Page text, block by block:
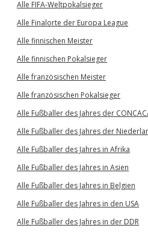
Alle FIFA-Weltpokalsieger
Alle Finalorte der Europa League
Alle finnischen Meister
Alle finnischen Pokalsieger
Alle französischen Meister
Alle französischen Pokalsieger
Alle Fußballer des Jahres der
Alle Fußballer des Jahres der
Alle Fußballer des Jahres in Afrika
Alle Fußballer des Jahres in Asien
Alle Fußballer des Jahres in Belgien
Alle Fußballer des Jahres in den USA
Alle Fußballer des Jahres in der DDR